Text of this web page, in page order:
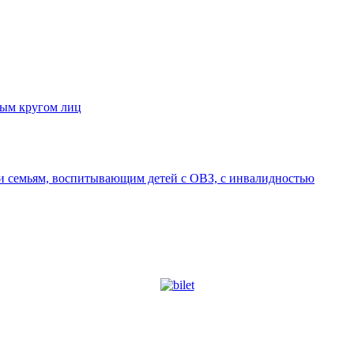
кругом лиц
воспитывающим детей с ОВЗ, с инвалидностью